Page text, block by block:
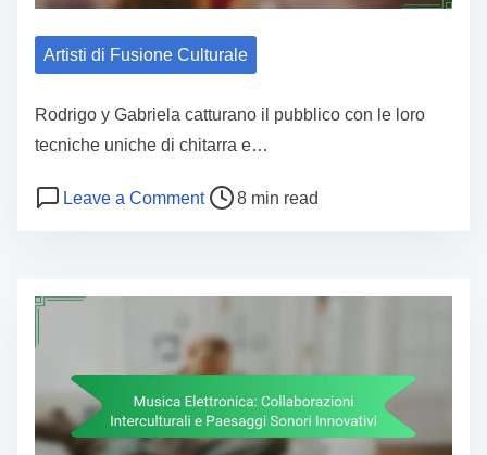
Artisti di Fusione Culturale
Rodrigo y Gabriela catturano il pubblico con le loro
tecniche uniche di chitarra e…
Leave a Commenton Rodrigo e Gabriela: Tecniche di
Post read time 8 min read